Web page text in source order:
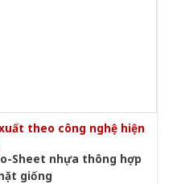
theo công nghệ hiện
Sheet nhựa thông hợp
giống